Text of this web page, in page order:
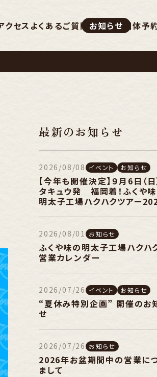
クセス よくあるご質問 お知らせ 団体予
最新のお知らせ
2026/08/08 イベント お知らせ
【今年も開催決定】９月6日（日
タキュウ発 福岡着！ふくや
明太子工場ハクハクツアー
2026/08/01 お知らせ
ふくや味の明太子工場ハクハ
営業カレンダー
2026/07/26 イベント お知らせ
“夏休み特別企画” 開催のお
せ
2026/07/26 お知らせ
2026年お盆期間中の営業に
まして